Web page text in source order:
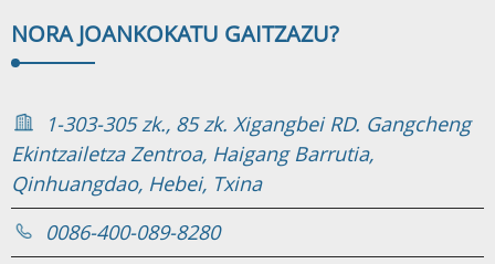
NORA JOANKOKATU GAITZAZU?
1-303-305 zk., 85 zk. Xigangbei RD. Gangcheng
Ekintzailetza Zentroa, Haigang Barrutia,
Qinhuangdao, Hebei, Txina
0086-400-089-8280